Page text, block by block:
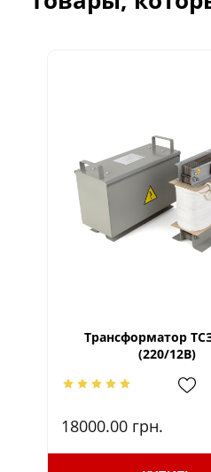
Трансформатор
(220/12В)
18000.00 грн.